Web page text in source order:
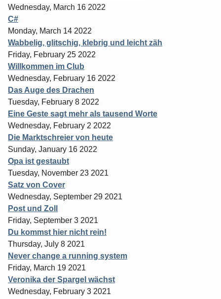
Wednesday, March 16 2022
C#
Monday, March 14 2022
Wabbelig, glitschig, klebrig und leicht zäh
Friday, February 25 2022
Willkommen im Club
Wednesday, February 16 2022
Das Auge des Drachen
Tuesday, February 8 2022
Eine Geste sagt mehr als tausend Worte
Wednesday, February 2 2022
Die Marktschreier von heute
Sunday, January 16 2022
Opa ist gestaubt
Tuesday, November 23 2021
Satz von Cover
Wednesday, September 29 2021
Post und Zoll
Friday, September 3 2021
Du kommst hier nicht rein!
Thursday, July 8 2021
Never change a running system
Friday, March 19 2021
Veronika der Spargel wächst
Wednesday, February 3 2021